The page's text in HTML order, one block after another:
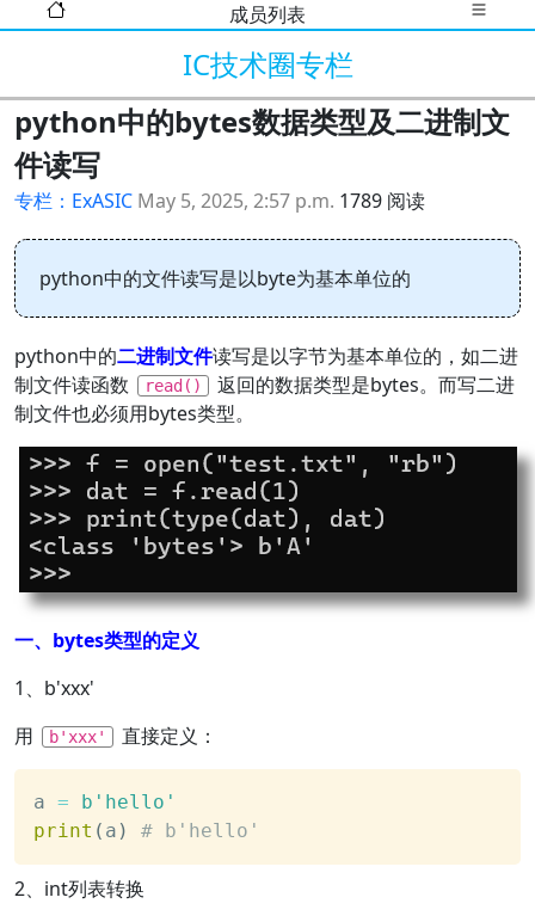
成员列表
IC技术圈专栏
python中的bytes数据类型及二进制文
件读写
专栏：ExASIC May 5, 2025, 2:57 p.m. 1789 阅读
python中的文件读写是以byte为基本单位的
python中的二进制文件读写是以字节为基本单位的，如二进
制文件读函数
read()
返回的数据类型是bytes。而写二进
制文件也必须用bytes类型。
一、bytes类型的定义
1、b'xxx'
用
b'xxx' 直接定义：
a =
b'hello'
print ( a ) # b'hello'
2、int列表转换